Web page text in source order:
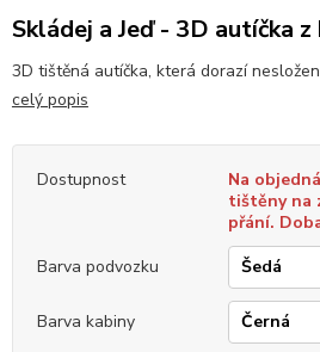
Skládej a Jeď - 3D autíčka
3D tištěná autíčka, která dorazí
celý popis
Dostupnost
Na
tištěny na
přání.
Barva podvozku
Barva kabiny